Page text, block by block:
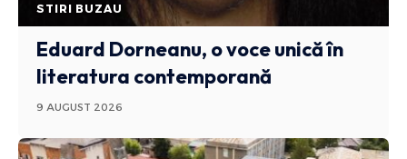
STIRI BUZAU
Eduard Dorneanu, o voce unică în
literatura contemporană
9 AUGUST 2026